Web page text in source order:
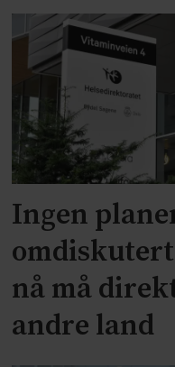
Ingen
nå må
andre land